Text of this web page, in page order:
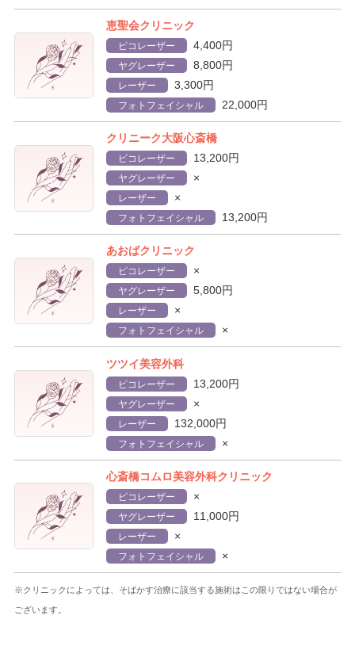
恵聖会クリニック
ピコレーザー 4,400円
ヤグレーザー 8,800円
レーザー 3,300円
フォトフェイシャル 22,000円
クリニーク大阪心斎橋
ピコレーザー 13,200円
ヤグレーザー ×
レーザー ×
フォトフェイシャル 13,200円
あおばクリニック
ピコレーザー ×
ヤグレーザー 5,800円
レーザー ×
フォトフェイシャル ×
ツツイ美容外科
ピコレーザー 13,200円
ヤグレーザー ×
レーザー 132,000円
フォトフェイシャル ×
心斎橋コムロ美容外科クリニック
ピコレーザー ×
ヤグレーザー 11,000円
レーザー ×
フォトフェイシャル ×
※クリニックによっては、そばかす治療に該当する施術はこの限りではない場合が
ございます。